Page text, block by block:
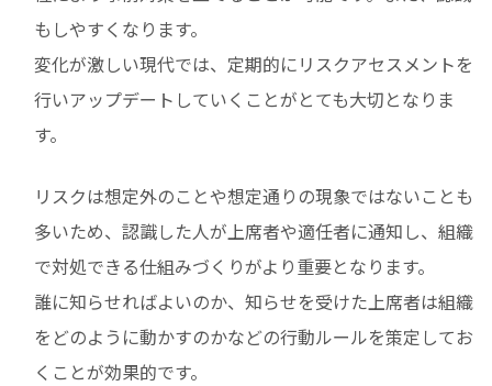
もしやすくなります。
変化が激しい現代では、定期的にリスクアセスメントを
行いアップデートしていくことがとても大切となりま
す。
リスクは想定外のことや想定通りの現象ではないことも
多いため、認識した人が上席者や適任者に通知し、組織
で対処できる仕組みづくりがより重要となります。
誰に知らせればよいのか、知らせを受けた上席者は組織
をどのように動かすのかなどの行動ルールを策定してお
くことが効果的です。